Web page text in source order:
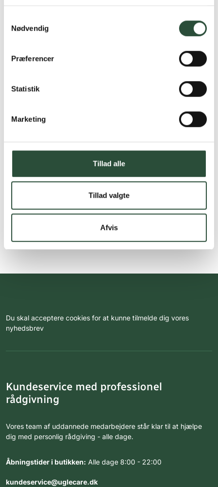
Nødvendig
Præferencer
Statistik
Marketing
Tillad alle
Tillad valgte
Afvis
Du skal acceptere cookies for at kunne tilmelde dig vores
nyhedsbrev
Kundeservice med professionel
rådgivning
Vores team af uddannede medarbejdere står klar til at hjælpe
dig med personlig rådgiving - alle dage.
Åbningstider i butikken: Alle dage 8:00 - 22:00
kundeservice@uglecare.dk